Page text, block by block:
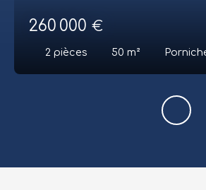
260 000 €
2 pièces 50 m²